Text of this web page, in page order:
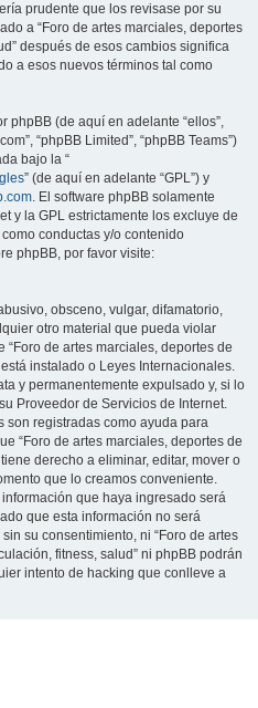
prudente que los revisase por su
a “Foro de artes marciales, deportes
después de esos cambios significa
a esos nuevos términos tal como
phpBB (de aquí en adelante “ellos”,
“phpBB Limited”, “phpBB Teams”)
bajo la “
” (de aquí en adelante “GPL”) y
. El software phpBB solamente
y la GPL estrictamente los excluye de
conductas y/o contenido
phpBB, por favor visite:
obsceno, vulgar, difamatorio,
otro material que pueda violar
de artes marciales, deportes de
instalado o Leyes Internacionales.
y permanentemente expulsado y, si lo
Proveedor de Servicios de Internet.
son registradas como ayuda para
“Foro de artes marciales, deportes de
derecho a eliminar, editar, mover o
que lo creamos conveniente.
que haya ingresado será
que esta información no será
su consentimiento, ni “Foro de artes
fitness, salud” ni phpBB podrán
intento de hacking que conlleve a